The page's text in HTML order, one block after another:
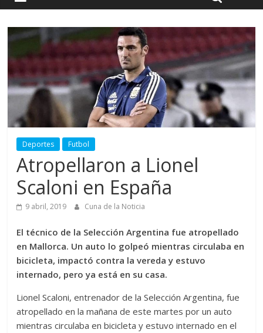
Deportes Futbol
Atropellaron a Lionel
Scaloni en España
9 abril, 2019 Cuna de la Noticia
El técnico de la Selección Argentina fue atropellado
en Mallorca. Un auto lo golpeó mientras circulaba en
bicicleta, impactó contra la vereda y estuvo
internado, pero ya está en su casa.
Lionel Scaloni, entrenador de la Selección Argentina, fue
atropellado en la mañana de este martes por un auto
mientras circulaba en bicicleta y estuvo internado en el